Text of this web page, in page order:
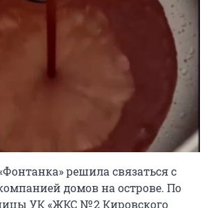
решила связаться с
домов на острове. По
УК «ЖКС № 2 Кировского